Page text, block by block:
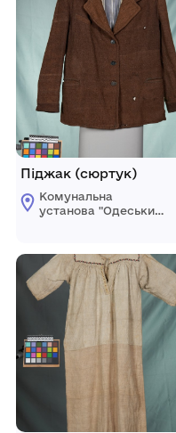
Піджак (сюртук)
Комунальна
установа "Одеський